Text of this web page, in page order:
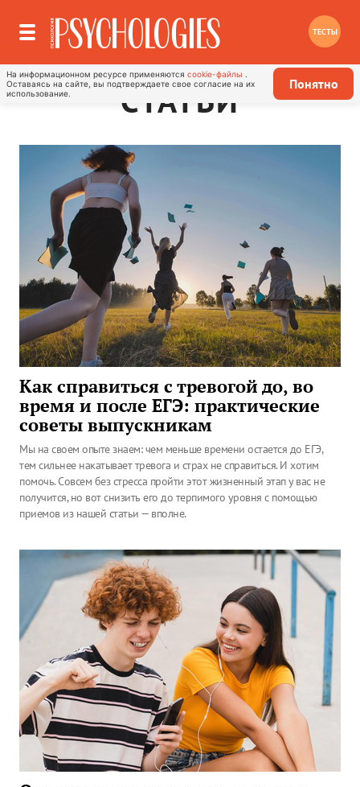
ТЕСТЫ
На информационном ресурсе применяются cookie-файлы
Оставаясь на сайте, вы подтверждаете свое согласие на их
использование.
Понятно
СТАТЬИ
Как справиться с тревогой до, во
время и после ЕГЭ: практические
советы выпускникам
Мы на своем опыте знаем: чем меньше времени остается до ЕГЭ,
тем сильнее накатывает тревога и страх не справиться. И хотим
помочь. Совсем без стресса пройти этот жизненный этап у вас не
получится, но вот снизить его до терпимого уровня с помощью
приемов из нашей статьи — вполне.